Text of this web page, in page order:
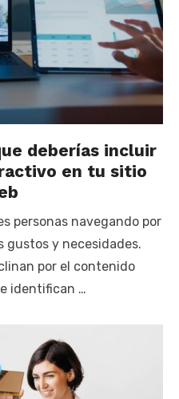
deberías incluir
en tu sitio
personas navegando por
y necesidades.
por el contenido
identifican …